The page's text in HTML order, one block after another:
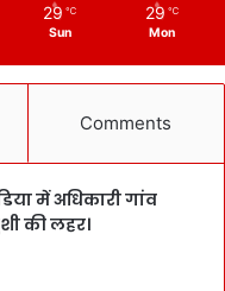
29 ℃
Sun
29 ℃
Mon
Comments
में अधिकारी गांव
की लहर।